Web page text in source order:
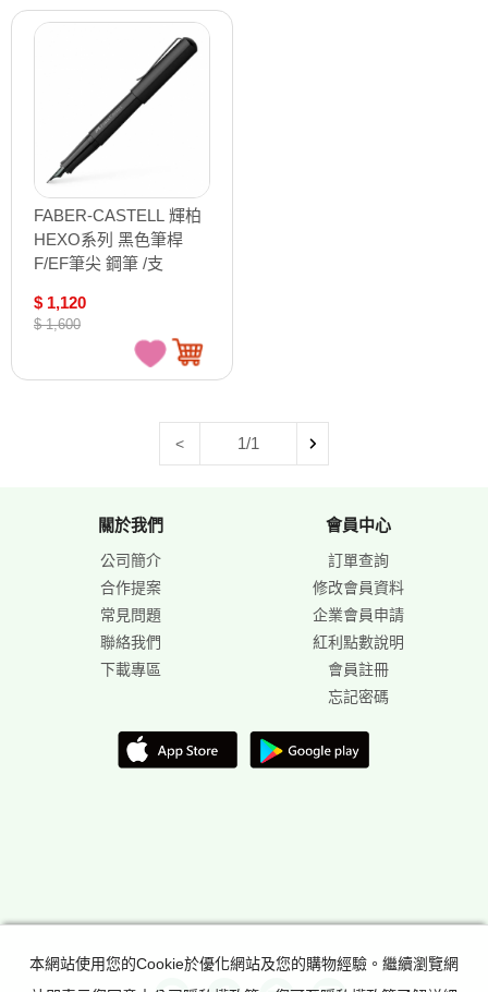
FABER-CASTELL 輝柏
HEXO系列 黑色筆桿
F/EF筆尖 鋼筆 /支
$ 1,120
$ 1,600
< 1/1
關於我們
公司簡介
合作提案
常見問題
聯絡我們
下載專區
會員中心
訂單查詢
修改會員資料
企業會員申請
紅利點數說明
會員註冊
忘記密碼
本網站使用您的Cookie於優化網站及您的購物經驗。繼續瀏覽網